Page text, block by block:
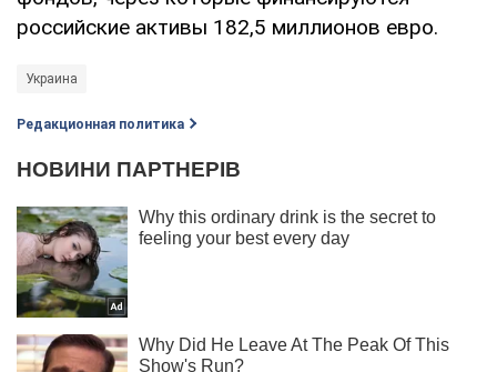
российские активы 182,5 миллионов евро.
Украина
Редакционная политика